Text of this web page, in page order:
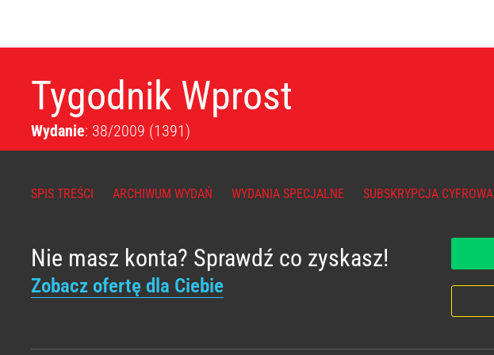
Tygodnik Wprost
Wydanie: 38/2009 (1391)
SPIS TREŚCI ARCHIWUM WYDAŃ WYDANIA SPECJALNE SUBSKRYPCJA CYFROWA
Nie masz konta? Sprawdź co zyskasz!
Zobacz ofertę dla Ciebie